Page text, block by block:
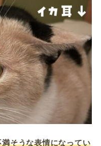
そうな表情になってい